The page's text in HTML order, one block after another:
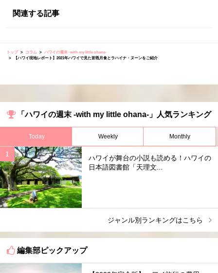
関連する記事
トップ コラム
ハワイの週末 -with my little ohana-
【ハワイ現地レポート】2021年ハワイで見た皆既月食とラハイナ・ヌーンをご紹介
「ハワイの週末 -with my little ohana-」人気ランキング
Today Weekly Monthly
ハワイが舞台の小説も読める！ハワイの
日本語図書館「天理文...
ジャンル別ランキングはこちら
編集部ピックアップ